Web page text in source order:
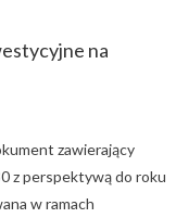
na
zawierający
z perspektywą do roku
w ramach